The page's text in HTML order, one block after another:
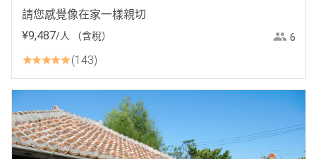
請您感覺像在家一樣親切
¥9,487/人 （含稅） 6
143